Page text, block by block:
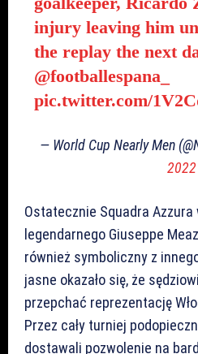
injury leaving him
the replay the next
@footballespana_
pic.twitter.com/
— World Cup Nearly Men
2022
Ostatecznie Squadra Azzura
legendarnego Giuseppe
również symboliczny z
jasne okazało się, że
przepchać reprezentację
Przez cały turniej
dostawali pozwolenie na